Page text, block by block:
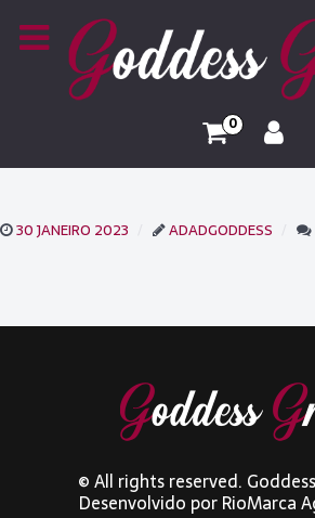
0
30 JANEIRO 2023 ADADGODDESS
© All rights reserved.
Desenvolvido porRioMarca